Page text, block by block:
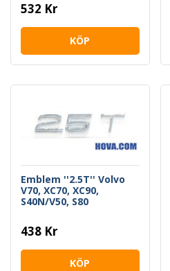
532 Kr
KÖP
Emblem ''2.5T'' Volvo
V70, XC70, XC90,
S40N/V50, S80
438 Kr
KÖP